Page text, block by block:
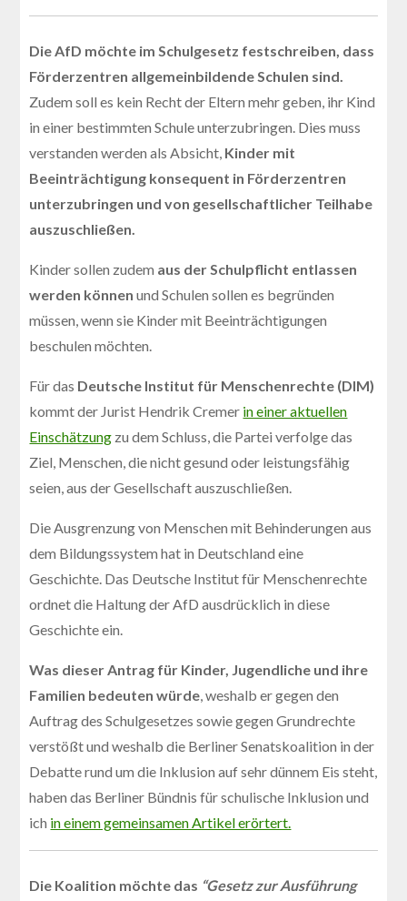
Die AfD möchte im Schulgesetz festschreiben, dass
Förderzentren allgemeinbildende Schulen sind.
Zudem soll es kein Recht der Eltern mehr geben, ihr Kind
in einer bestimmten Schule unterzubringen. Dies muss
verstanden werden als Absicht, Kinder mit
Beeinträchtigung konsequent in Förderzentren
unterzubringen und von gesellschaftlicher Teilhabe
auszuschließen.
Kinder sollen zudem aus der Schulpflicht entlassen
werden können und Schulen sollen es begründen
müssen, wenn sie Kinder mit Beeinträchtigungen
beschulen möchten.
Für das Deutsche Institut für Menschenrechte (DIM)
kommt der Jurist Hendrik Cremer in einer aktuellen
Einschätzung zu dem Schluss, die Partei verfolge das
Ziel, Menschen, die nicht gesund oder leistungsfähig
seien, aus der Gesellschaft auszuschließen.
Die Ausgrenzung von Menschen mit Behinderungen aus
dem Bildungssystem hat in Deutschland eine
Geschichte. Das Deutsche Institut für Menschenrechte
ordnet die Haltung der AfD ausdrücklich in diese
Geschichte ein.
Was dieser Antrag für Kinder, Jugendliche und ihre
Familien bedeuten würde, weshalb er gegen den
Auftrag des Schulgesetzes sowie gegen Grundrechte
verstößt und weshalb die Berliner Senatskoalition in der
Debatte rund um die Inklusion auf sehr dünnem Eis steht,
haben das Berliner Bündnis für schulische Inklusion und
ich in einem gemeinsamen Artikel erörtert.
Die Koalition möchte das “Gesetz zur Ausführung